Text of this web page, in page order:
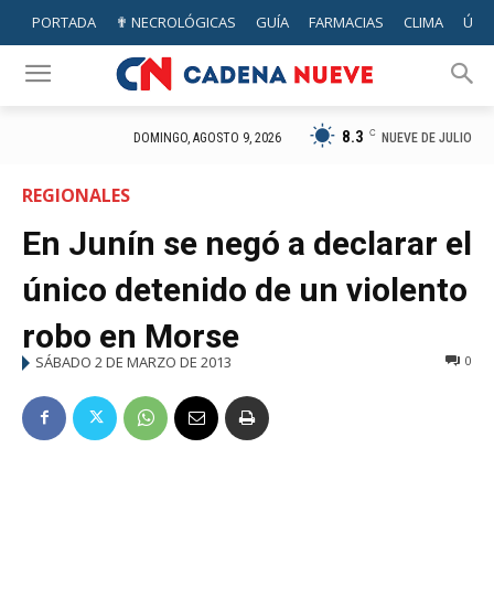
PORTADA ✟ NECROLÓGICAS GUÍA FARMACIAS CLIMA
DOMINGO, AGOSTO 9, 2026 8.3 C NUEVE DE JULIO
REGIONALES
En Junín se negó a declarar el
único detenido de un violento
robo en Morse
SÁBADO 2 DE MARZO DE 2013 0